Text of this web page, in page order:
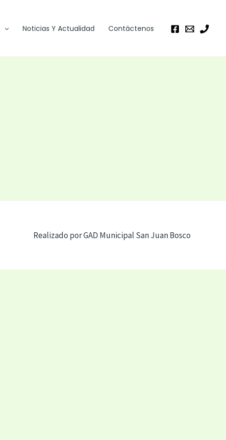
Noticias Y Actualidad Contáctenos
Realizado por GAD Municipal San Juan Bosco